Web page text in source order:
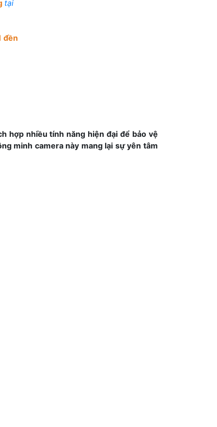
tại
đền
hợp nhiều tính năng hiện đại để bảo vệ
minh camera này mang lại sự yên tâm